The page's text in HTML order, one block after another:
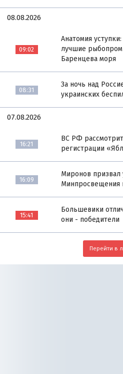
08.08.2026
09:02
Анатомия
лучшие
Баренцева моря
08:31
За ночь над
украинских
07.08.2026
16:21
ВС РФ
регистрации
16:09
Миронов призвал
Минпросвещения
15:41
Большевики
они - победители
Перейти в